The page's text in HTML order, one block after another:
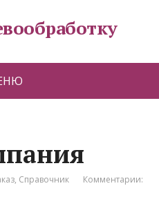
, Справочник
Комментарии: